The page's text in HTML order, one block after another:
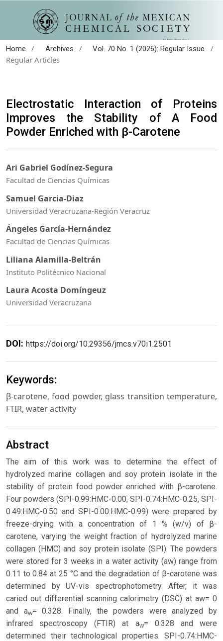
Home / Archives / Vol. 70 No. 1 (2026): Regular Issue
/
Regular Articles
Electrostatic Interaction of Proteins
Improves the Stability of A Food
Powder Enriched with β-Carotene
Ari Gabriel Godínez-Segura
Facultad de Ciencias Químicas
Samuel Garcia-Diaz
Universidad Veracruzana-Región Veracruz
Ángeles García-Hernández
Facultad de Ciencias Químicas
Liliana Alamilla-Beltrán
Instituto Politécnico Nacional
Laura Acosta Domíngeuz
Universidad Veracruzana
DOI: https://doi.org/10.29356/jmcs.v70i1.2501
Keywords:
β-carotene, food powder, glass transition temperature,
FTIR, water activity
Abstract
The aim of this work was to determine the effect of
hydrolyzed marine collagen and soy protein isolate in the
stability of protein food powder enriched with β-carotene.
Four powders (SPI-0.99:HMC-0.00, SPI-0.74:HMC-0.25, SPI-
0.49:HMC-0.50 and SPI-0.00:HMC-0.99) were prepared by
freeze-drying with a concentration of 1 % (w/v) of β-
carotene, varying the weight fraction of hydrolyzed marine
collagen (HMC) and soy protein isolate (SPI). The powders
were stored for 3 weeks in a water activity (aw) range from
0.11 to 0.84 at 25 °C and the degradation of β-carotene was
determined by UV-vis spectrophotometry. After, it was
caried out differential scanning calorimetry (DSC) at aw= 0
and aw= 0.328. Finally, the powders were analyzed by
infrared spectroscopy (FTIR) at aw= 0.328 and were
determined their technological properties. SPI-0.74:HMC-